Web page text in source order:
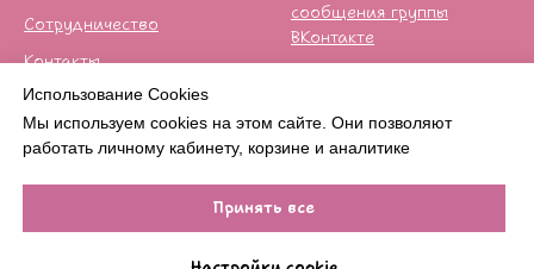
Использование Cookies
Мы используем cookies на этом сайте. Они позволяют
работать личному кабинету, корзине и аналитике
Принять все
В КОРЗИНУ
Сотрудничество
Контакты
Публичная оферта
Политика
конфиденцильности
сообщения группы
ВКонтакте